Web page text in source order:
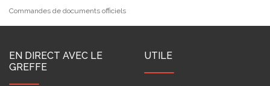
Commandes de documents officiels
EN DIRECT AVEC LE
GREFFE
UTILE